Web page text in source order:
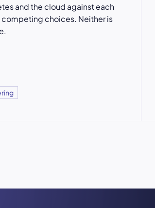
and the cloud against each
competing choices. Neither is